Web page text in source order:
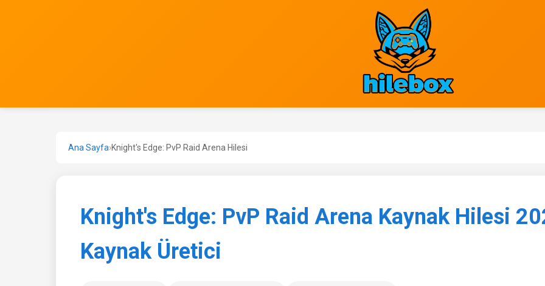
Ana Sayfa›Knight's Edge: PvP Raid Arena Hilesi
Knight's Edge: PvP Raid Arena Kaynak Hilesi
Kaynak Üretici